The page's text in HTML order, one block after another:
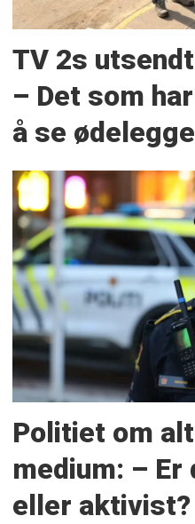
TV 2s
– Det som
å se
Politiet om
medium: –
eller aktivist?